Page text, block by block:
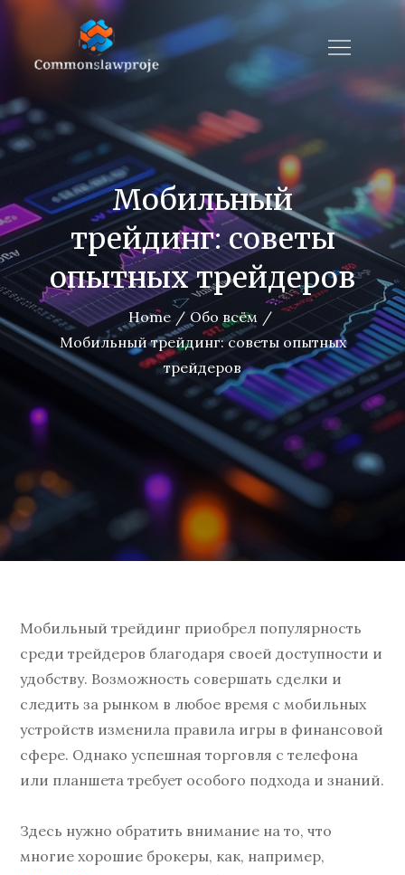
content
Мобильный
трейдинг: советы
опытных трейдеров
Home
Обо всём
Мобильный трейдинг: советы опытных
трейдеров
Мобильный трейдинг приобрел популярность
среди трейдеров благодаря своей доступности и
удобству. Возможность совершать сделки и
следить за рынком в любое время с мобильных
устройств изменила правила игры в финансовой
сфере. Однако успешная торговля с телефона
или планшета требует особого подхода и знаний.
Здесь нужно обратить внимание на то, что
многие хорошие брокеры, как, например,